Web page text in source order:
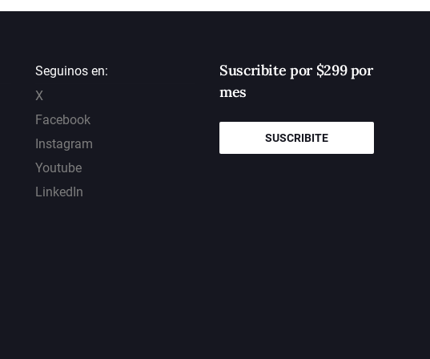
Seguinos en:
X
Facebook
Instagram
Youtube
LinkedIn
Suscribite por $299 por
mes
SUSCRIBITE